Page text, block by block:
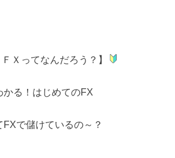
Ｘってなんだろう？】
かる！はじめてのFX
で儲けているの～？